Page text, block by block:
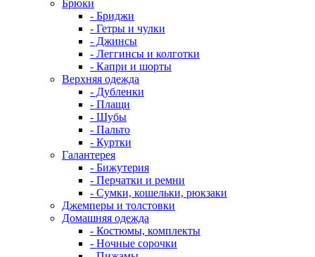
Брюки
- Бриджи
- Гетры и чулки
- Джинсы
- Леггинсы и колготки
- Капри и шорты
Верхняя одежда
- Дубленки
- Плащи
- Шубы
- Пальто
- Куртки
Галантерея
- Бижутерия
- Перчатки и ремни
- Сумки, кошельки, рюкзаки
Джемперы и толстовки
Домашняя одежда
- Костюмы, комплекты
- Ночные сорочки